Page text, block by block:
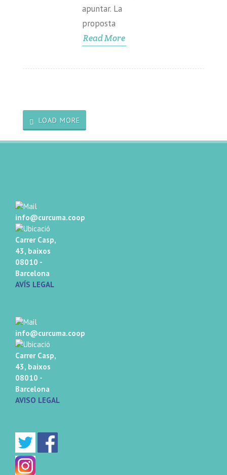
apuntar. La
proposta
Read More
LOAD MORE
info@curcuma.coop
Carrer Casp,
43, baixos
08010 -
Barcelona
AVÍS LEGAL
info@curcuma.coop
Carrer Casp,
43, baixos
08010 -
Barcelona
AVISO LEGAL